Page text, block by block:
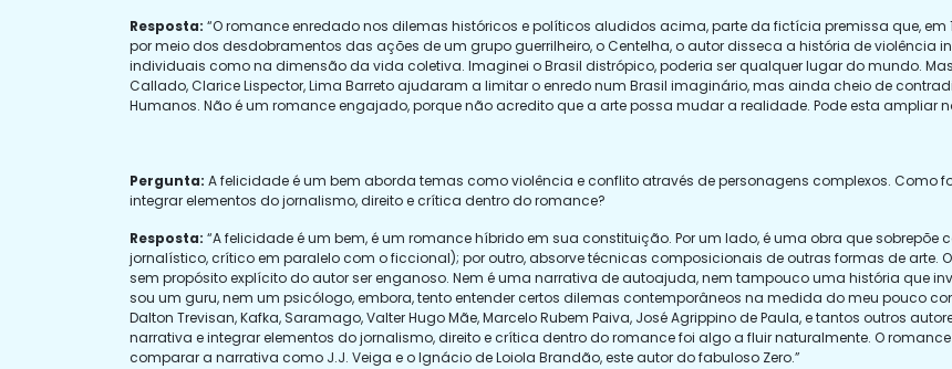
Resposta: “O romance enredado nos dilemas históricos e políticos aludidos acima, parte da fictícia premissa que, em
por meio dos desdobramentos das ações de um grupo guerrilheiro, o Centelha, o autor disseca a história de violência
individuais como na dimensão da vida coletiva. Imaginei o Brasil distrópico, poderia ser qualquer lugar do mundo.
Callado, Clarice Lispector, Lima Barreto ajudaram a limitar o enredo num Brasil imaginário, mas ainda cheio de
Humanos. Não é um romance engajado, porque não acredito que a arte possa mudar a realidade. Pode esta ampliar
Pergunta: A felicidade é um bem aborda temas como violência e conflito através de personagens complexos. Como
integrar elementos do jornalismo, direito e crítica dentro do romance?
Resposta: “A felicidade é um bem, é um romance híbrido em sua constituição. Por um lado, é uma obra que
jornalístico, crítico em paralelo com o ficcional); por outro, absorve técnicas composicionais de outras formas de arte.
sem propósito explícito do autor ser enganoso. Nem é uma narrativa de autoajuda, nem tampouco uma história que
sou um guru, nem um psicólogo, embora, tento entender certos dilemas contemporâneos na medida do meu pouco
Dalton Trevisan, Kafka, Saramago, Valter Hugo Mãe, Marcelo Rubem Paiva, José Agrippino de Paula, e tantos outros
narrativa e integrar elementos do jornalismo, direito e crítica dentro do romance foi algo a fluir naturalmente. O
comparar a narrativa como J.J. Veiga e o Ignácio de Loiola Brandão, este autor do fabuloso Zero.”